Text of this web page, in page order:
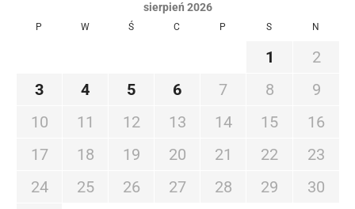
sierpień 2026
P W Ś C P S N
1
2
3
4 5 6 7 8
9
10
11 12 13 14 15
16
17
18 19 20 21 22
23
24
25 26 27 28 29
30